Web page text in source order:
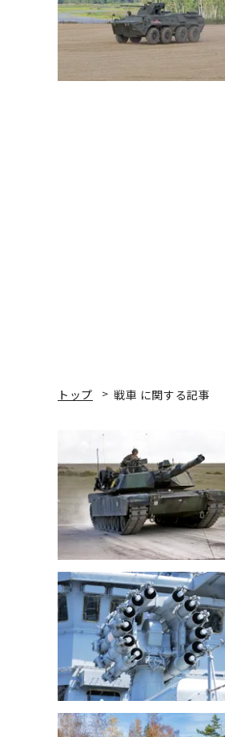
トップ 戦車 に関する記事